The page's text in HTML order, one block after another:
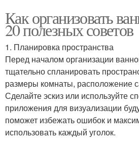
Как организовать
20 полезных советов
1. Планировка пространства
Перед началом организации
тщательно спланировать
размеры комнаты, расположение
Сделайте эскиз или используйте
приложения для визуализации
поможет избежать ошибок и
использовать каждый уголок.